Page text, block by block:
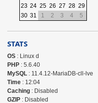
23 24 25 26 27 28 29
30 31 1 2 3 4 5
STATS
OS: Linux d
PHP: 5.6.40
MySQL: 11.4.12-MariaDB-cll-lve
Time: 12:04
Caching: Disabled
GZIP: Disabled